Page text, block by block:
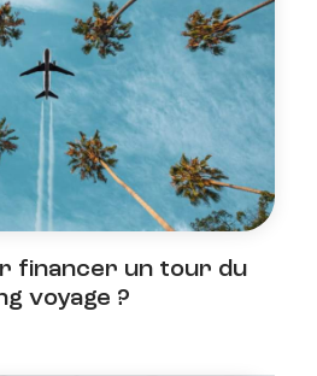
financer un tour du
voyage ?